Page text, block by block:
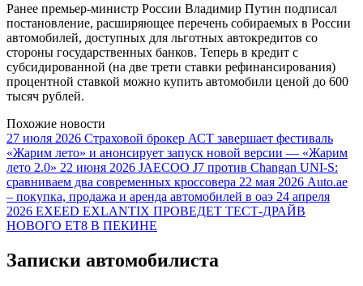
Ранее премьер-министр России Владимир Путин подписал
постановление, расширяющее перечень собираемых в России
автомобилей, доступных для льготных автокредитов со
стороны государственных банков. Теперь в кредит с
субсидированной (на две трети ставки рефинансирования)
процентной ставкой можно купить автомобили ценой до 600
тысяч рублей.
Похожие новости
27 июля 2026 Страховой брокер АСТ завершает фестиваль
«Жарим лето» и анонсирует запуск новой версии — «Жарим
лето 2.0» 22 июня 2026 JAECOO J7 против Changan UNI-S:
сравниваем два современных кроссовера 22 мая 2026 Auto.ae
– покупка, продажа и аренда автомобилей в оаэ 24 апреля
2026 EXEED EXLANTIX ПРОВЕДЕТ ТЕСТ-ДРАЙВ
НОВОГО ET8 В ПЕКИНЕ
Записки автомобилиста